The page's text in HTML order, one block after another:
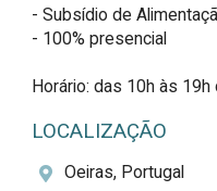
- Subsídio de
- 100% presencial
Horário: das 10h às 19h
LOCALIZAÇÃO
Oeiras, Portugal